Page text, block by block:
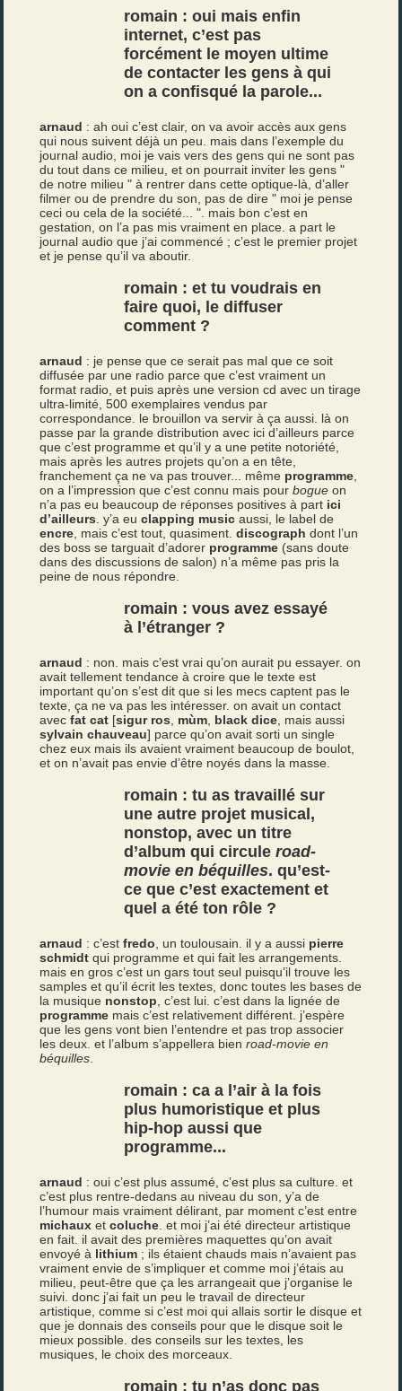
romain : oui mais enfin
internet, c’est pas
forcément le moyen ultime
de contacter les gens à qui
on a confisqué la parole...
arnaud : ah oui c’est clair, on va avoir accès aux gens
qui nous suivent déjà un peu. mais dans l’exemple du
journal audio, moi je vais vers des gens qui ne sont pas
du tout dans ce milieu, et on pourrait inviter les gens "
de notre milieu " à rentrer dans cette optique-là, d’aller
filmer ou de prendre du son, pas de dire " moi je pense
ceci ou cela de la société... ". mais bon c’est en
gestation, on l’a pas mis vraiment en place. a part le
journal audio que j’ai commencé ; c’est le premier projet
et je pense qu’il va aboutir.
romain : et tu voudrais en
faire quoi, le diffuser
comment ?
arnaud : je pense que ce serait pas mal que ce soit
diffusée par une radio parce que c’est vraiment un
format radio, et puis après une version cd avec un tirage
ultra-limité, 500 exemplaires vendus par
correspondance. le brouillon va servir à ça aussi. là on
passe par la grande distribution avec ici d’ailleurs parce
que c’est programme et qu’il y a une petite notoriété,
mais après les autres projets qu’on a en tête,
franchement ça ne va pas trouver... même programme
on a l’impression que c’est connu mais pourbogue on
n’a pas eu beaucoup de réponses positives à part ici
d’ailleurs . y’a euclapping music aussi, le label de
encre , mais c’est tout, quasiment.discograph dont l’un
des boss se targuait d’adorer programme (sans doute
dans des discussions de salon) n’a même pas pris la
peine de nous répondre.
romain : vous avez essayé
à l’étranger ?
arnaud : non. mais c’est vrai qu’on aurait pu essayer. on
avait tellement tendance à croire que le texte est
important qu’on s’est dit que si les mecs captent pas le
texte, ça ne va pas les intéresser. on avait un contact
avecfat cat [sigur ros mùm black dice , mais aussi
sylvain chauveau] parce qu’on avait sorti un single
chez eux mais ils avaient vraiment beaucoup de boulot,
et on n’avait pas envie d’être noyés dans la masse.
romain : tu as travaillé sur
une autre projet musical,
nonstop, avec un titre
d’album qui circuleroad-
movie en béquilles. qu’est-
ce que c’est exactement et
quel a été ton rôle ?
arnaud : c’estfredo , un toulousain. il y a aussi pierre
schmidt qui programme et qui fait les arrangements.
mais en gros c’est un gars tout seul puisqu’il trouve les
samples et qu’il écrit les textes, donc toutes les bases de
la musique nonstop , c’est lui. c’est dans la lignée de
programme mais c’est relativement différent. j’espère
que les gens vont bien l’entendre et pas trop associer
les deux. et l’album s’appellera bienroad-movie en
béquilles
romain : ca a l’air à la fois
plus humoristique et plus
hip-hop aussi que
programme...
arnaud : oui c’est plus assumé, c’est plus sa culture. et
c’est plus rentre-dedans au niveau du son, y’a de
l’humour mais vraiment délirant, par moment c’est entre
michaux etcoluche . et moi j’ai été directeur artistique
en fait. il avait des premières maquettes qu’on avait
envoyé à lithium ; ils étaient chauds mais n’avaient pas
vraiment envie de s’impliquer et comme moi j’étais au
milieu, peut-être que ça les arrangeait que j’organise le
suivi. donc j’ai fait un peu le travail de directeur
artistique, comme si c’est moi qui allais sortir le disque et
que je donnais des conseils pour que le disque soit le
mieux possible. des conseils sur les textes, les
musiques, le choix des morceaux.
romain : tu n’as donc pas